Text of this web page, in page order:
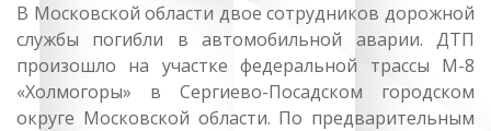
В Московской области двое сотрудников дорожной
службы погибли в автомобильной аварии. ДТП
произошло на участке федеральной трассы М-8
«Холмогоры» в Сергиево-Посадском городском
округе Московской области. По предварительным